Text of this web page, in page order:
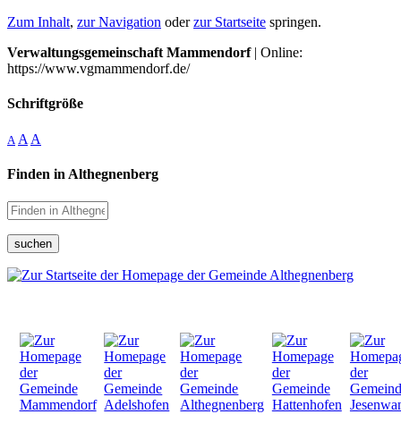
Zum Inhalt, zur Navigation oderzur Startseite springen.
Verwaltungsgemeinschaft Mammendorf| Online:
https://www.vgmammendorf.de/
Schriftgröße
A A A
Finden in Althegnenberg
suchen